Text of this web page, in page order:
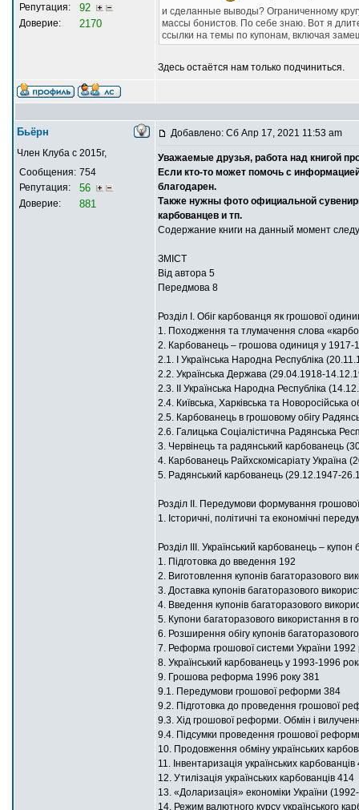
Репутация:
92
Доверие: 2170
и сделанные выводы? Ограниченному
массы бонистов. По себе знаю. Вот я
ссылки на темы по купонам, включая
Здесь остаётся нам только подчиниться.
Бьёрн
Член Клуба с 2015г,
Сообщения: 754
Репутация:
56
Доверие: 881
Добавлено: Сб Апр 17, 2021 11:53 am
Уважаемые друзья, работа над книгой
Если кто-то может помочь с
благодарен.
Также нужны фото официальной
карбованцев и тп.
Содержание книги на данный момент
ЗМІСТ
Від автора 5
Передмова 8
Розділ І. Обіг карбованця як грошової
1. Походження та тлумачення слова
2. Карбованець – грошова одиниця у 1917-
2.1. І Українська Народна Республіка
2.2. Українська Держава (29.04.1918-
2.3. ІІ Українська Народна Республіка
2.4. Київська, Харківська та
2.5. Карбованець в грошовому обігу
2.6. Галицька Соціалістична Радянська
3. Червінець та радянський карбованець
4. Карбованець Райхскомісаріату Україна
5. Радянський карбованець (29.12.1947-
Розділ ІІ. Передумови формування
1. Історичні, політичні та економічні
Розділ ІІІ. Український карбованець –
1. Підготовка до введення 192
2. Виготовлення купонів багаторазового
3. Доставка купонів багаторазового
4. Введення купонів багаторазового
5. Купони багаторазового використання в
6. Розширення обігу купонів
7. Реформа грошової системи України 1992
8. Український карбованець у 1993-1996
9. Грошова реформа 1996 року 381
9.1. Передумови грошової реформи 384
9.2. Підготовка до проведення грошової
9.3. Хід грошової реформи. Обмін і
9.4. Підсумки проведення грошової
10. Продовження обміну українських
11. Інвентаризація українських карбованців
12. Утилізація українських карбованців 414
13. «Доларизація» економіки України
14. Режим валютного курсу українського